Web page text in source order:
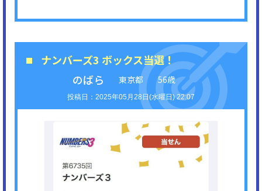
ナンバーズ3 ボックス当選！
のばら
東京都 56歳
2025年05月28日(水曜日) 22:07